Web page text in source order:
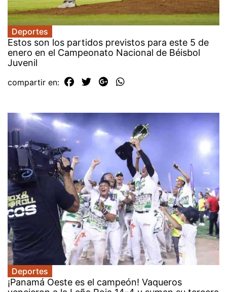
Deportes
Estos son los partidos previstos para este 5 de
enero en el Campeonato Nacional de Béisbol
Juvenil
compartir en:
Deportes
¡Panamá Oeste es el campeón! Vaqueros